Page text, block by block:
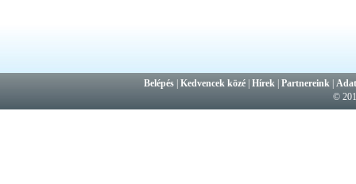
Belépés |Kedvencek közé |Hírek |Partnereink |
©